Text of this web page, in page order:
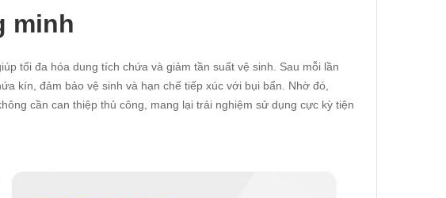
minh
tối đa hóa dung tích chứa và giảm tần suất vệ sinh. Sau mỗi lần
kín, đảm bảo vệ sinh và hạn chế tiếp xúc với bụi bẩn. Nhờ đó,
cần can thiệp thủ công, mang lại trải nghiệm sử dụng cực kỳ tiện